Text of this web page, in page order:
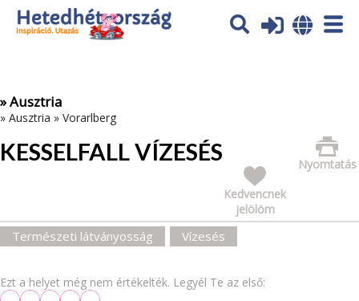
Az oldal sütiket (cookies) használ. További tájékoztatás itt:
Adatvédelmi tájékoztató
» Ausztria
» Ausztria » Vorarlberg
KESSELFALL VÍZESÉS
Nyomtatás
Kedvencnek
jelölöm
Természeti látványosság Vízesés
Ezt a helyet még nem értékelték. Legyél Te az első: